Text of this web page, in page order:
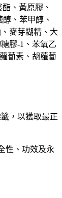
、黃原膠、
、苯甲醇、
麥芽糊精、大
膠-1、苯氧乙
蔔素、胡蘿蔔
，以獲取最正
性、功效及永